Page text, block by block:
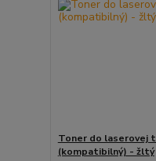
Toner do laserovej
(kompatibilný) - žltý